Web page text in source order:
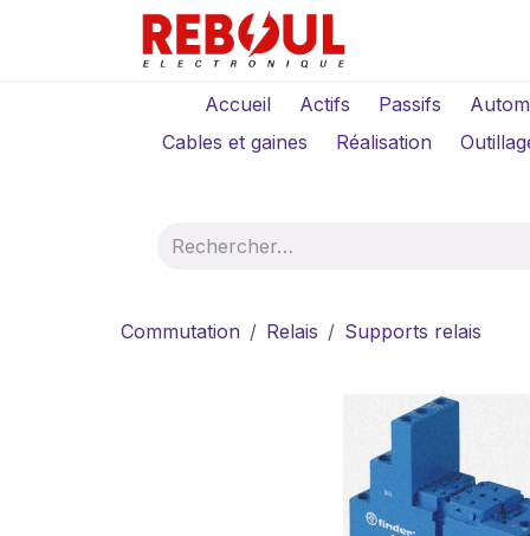
Se rendre au contenu
Accueil Actifs Passifs
Cables et gaines
Réalisation
Commutation Relais Supports relais